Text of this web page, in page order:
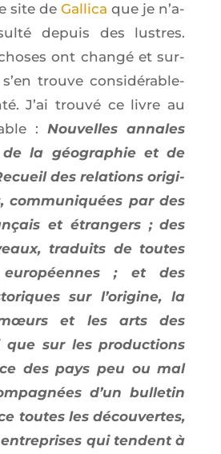
site deGal­li­ca que je n’a­
depuis des lustres.
ont chan­gé et sur­
trouve consi­dé­ra­ble­
J’ai trou­vé ce livre au
:Nou­velles annales
de la géo­gra­phie et de
des rela­tions ori­gi­
com­mu­ni­quées par des
et étran­gers ; des
tra­duits de toutes
; et des
sur l’o­ri­gine, la
et les arts des
que sur les pro­duc­tions
des pays peu ou mal
d’un bul­le­tin
toutes les décou­vertes,
qui tendent à